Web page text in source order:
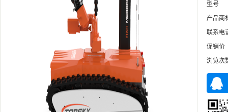
型号
产品商
联系电
促销价
浏览次